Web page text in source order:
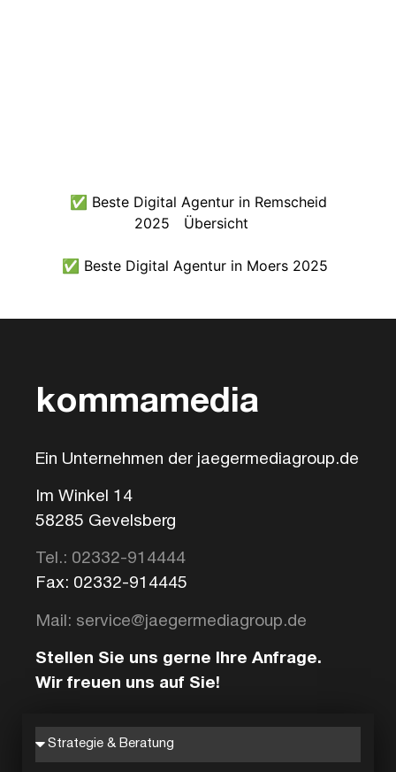
✅ Beste Digital Agentur in Remscheid
2025
Übersicht
✅ Beste Digital Agentur in Moers 2025
kommamedia
Ein Unternehmen der jaegermediagroup.de
Im Winkel 14
58285 Gevelsberg
Tel.: 02332-914444
Fax: 02332-914445
Mail: service@jaegermediagroup.de
Stellen Sie uns gerne Ihre Anfrage.
Wir freuen uns auf Sie!